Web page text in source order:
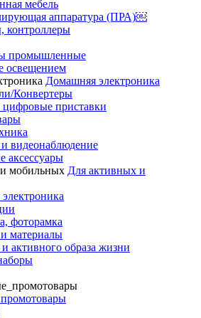
мебель
аппаратура (ПРА)￼
контроллеры
промышленные
освещением
Домашняя электроника
Конвертеры
приставки
видеонаблюдение
аксессуары
Для активных и
фоторамка
материалы
активного образа жизни